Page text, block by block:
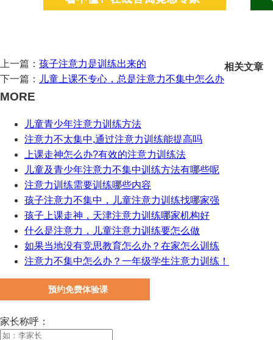
上一篇： 孩子注意力是训练出来的
下一篇：
儿童上课不专心，总是注意力不集中怎么办
相关文章
MORE
儿童青少年注意力训练方法
注意力不太集中,通过注意力训练能提高吗
上课走神怎么办?有效的注意力训练法
儿童及青少年注意力不集中训练方法有哪些呢
注意力训练需要训练哪些内容
孩子注意力不集中，儿童注意力训练找哪家强
孩子上课走神，天津注意力训练哪家机构好
什么是注意力，儿童注意力训练要怎么做
如果当地没有竞思教育怎么办？在家怎么训练
注意力不集中怎么办？一年级学生注意力训练！
预约免费体验课
家长称呼：